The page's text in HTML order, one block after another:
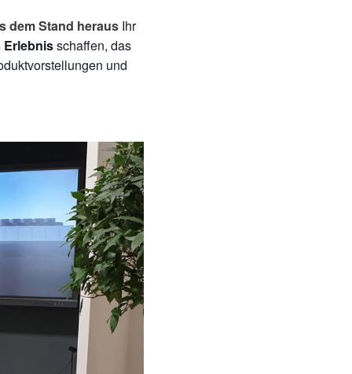
dem Stand heraus Ihr
Erlebnisschaffen, das
und